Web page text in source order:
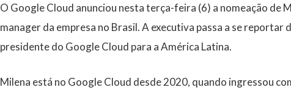
O Google Cloud anunciou nesta terça-feira (6) a nomeação de
manager da empresa no Brasil. A executiva passa a se reportar
presidente do Google Cloud para a América Latina.
Milena está no Google Cloud desde2020, quando ingressou